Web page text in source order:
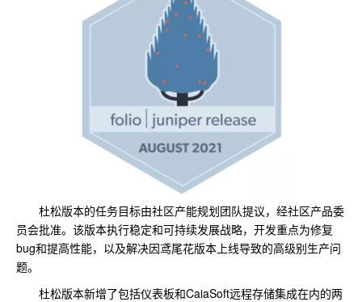
杜松版本的任务目标由社区产能规划团队提议，经社区产品委
员会批准。该版本执行稳定和可持续发展战略，开发重点为修复
bug和提高性能，以及解决因鸢尾花版本上线导致的高级别生产问
题。
杜松版本新增了包括仪表板和CaiaSoft远程存储集成在内的两